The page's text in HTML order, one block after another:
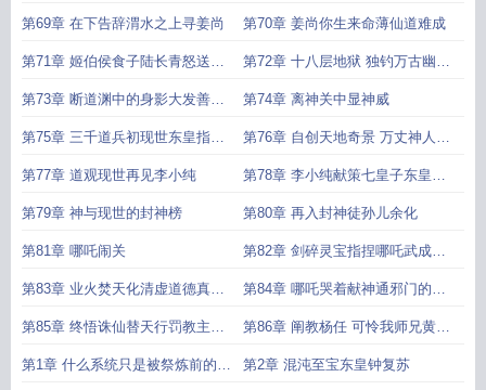
第69章 在下告辞渭水之上寻姜尚 第70章 姜尚你生来命薄仙道难成
第71章 姬伯侯食子陆长青怒送义
子肉饼
第72章 十八层地狱 独钓万古幽冥
的陆天帝
第73章 断道渊中的身影大发善心
陆仙人
第74章 离神关中显神威
第75章 三千道兵初现世东皇指路
铸神宫
第76章 自创天地奇景 万丈神人镇
压亘古
第77章 道观现世再见李小纯 第78章 李小纯献策七皇子东皇钟
下的木盒
第79章 神与现世的封神榜 第80章 再入封神徒孙儿余化
第81章 哪吒闹关 第82章 剑碎灵宝指捏哪吒武成王
束手
第83章 业火焚天化清虚道德真君
发怒
第84章 哪吒哭着献神通邪门的三
头六臂法身
第85章 终悟诛仙替天行罚教主欲
收徒
第86章 阐教杨任 可怜我师兄黄天
化天纵奇才
第1章 什么系统只是被祭炼前的幻 第2章 混沌至宝东皇钟复苏